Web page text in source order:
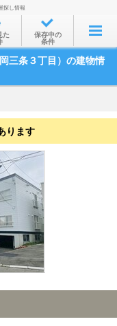
間から
ら
から
探し情報
た
保存中の
条件
三条３丁目）の建物情
ります